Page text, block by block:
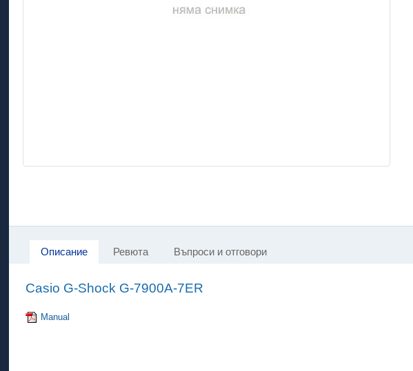
Описание Ревюта Въпроси и отговори
Casio G-Shock G-7900A-7ER
Manual